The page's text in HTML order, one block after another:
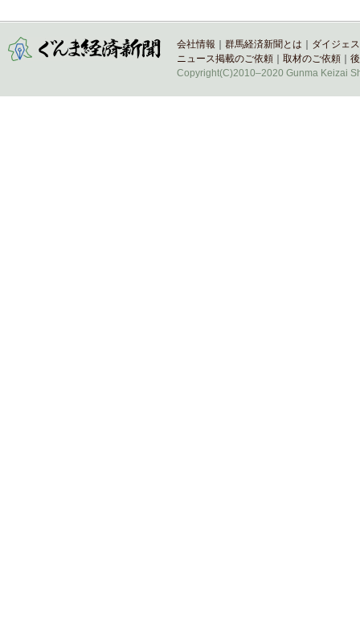
会社情報 群馬経済新聞とは
ダイジェ
ニュース掲載のご依頼
取材のご依頼
Copyright(C)2010–2020 Gunma Keizai